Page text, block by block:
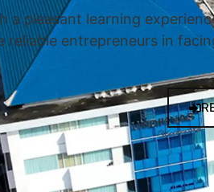
a pleasant learning
reliable entrepreneurs in